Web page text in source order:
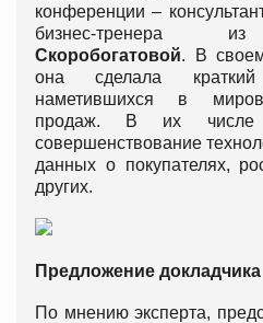
конференции –
бизнес-тренера
Скоробогатовой. В
она сделала
наметившихся в
продаж. В их числе
совершенствование
данных о покупателях,
других.
Предложение докладчика
По мнению эксперта,